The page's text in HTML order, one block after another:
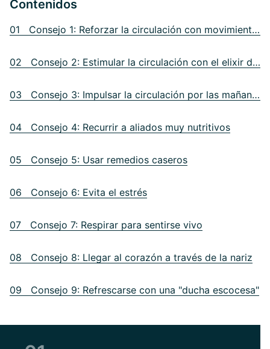
Contenidos
01 Consejo 1: Reforzar la circulación con movimiento y ejercicio
02 Consejo 2: Estimular la circulación con el elixir de la vida, el agua
03 Consejo 3: Impulsar la circulación por las mañanas utilizando el desayuno como fuente de energía
04 Consejo 4: Recurrir a aliados muy nutritivos
05 Consejo 5: Usar remedios caseros
06 Consejo 6: Evita el estrés
07 Consejo 7: Respirar para sentirse vivo
08 Consejo 8: Llegar al corazón a través de la nariz
09 Consejo 9: Refrescarse con una "ducha escocesa"